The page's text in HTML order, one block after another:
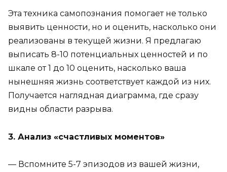
Эта техника самопознания помогает не только
выявить ценности, но и оценить, насколько они
реализованы в текущей жизни. Я предлагаю
выписать 8-10 потенциальных ценностей и по
шкале от 1 до 10 оценить, насколько ваша
нынешняя жизнь соответствует каждой из них.
Получается наглядная диаграмма, где сразу
видны области разрыва.
3. Анализ «счастливых моментов»
— Вспомните 5-7 эпизодов из вашей жизни,